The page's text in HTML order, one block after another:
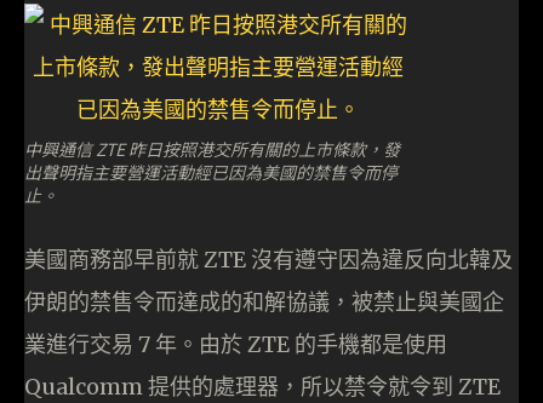
中興通信 ZTE 昨日按照港交所有關的上市條款，發
出聲明指主要營運活動經已因為美國的禁售令而停
止。
美國商務部早前就 ZTE 沒有遵守因為違反向北韓及
伊朗的禁售令而達成的和解協議，被禁止與美國企
業進行交易 7 年。由於 ZTE 的手機都是使用
Qualcomm 提供的處理器，所以禁令就令到 ZTE